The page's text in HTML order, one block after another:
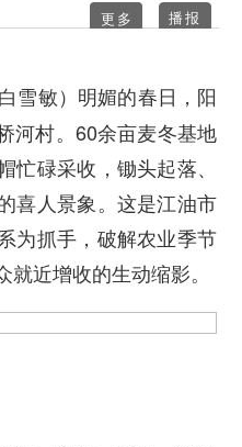
更多
雪敏） 明媚的春日，阳
河村。60余亩麦冬基地
忙碌采收，锄头起落、
喜人景象。这是江油市
为抓手，破解农业季节
近增收的生动缩影。